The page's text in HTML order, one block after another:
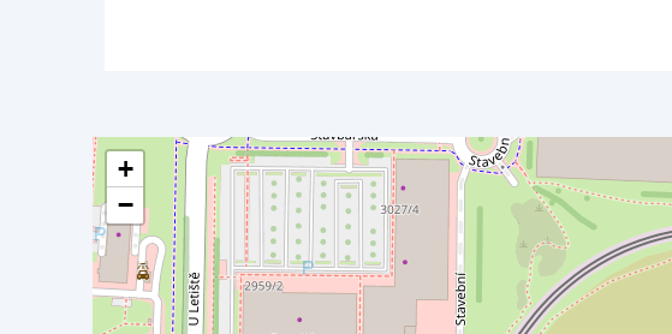
+
−